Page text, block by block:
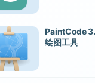
PaintCode
绘图工具